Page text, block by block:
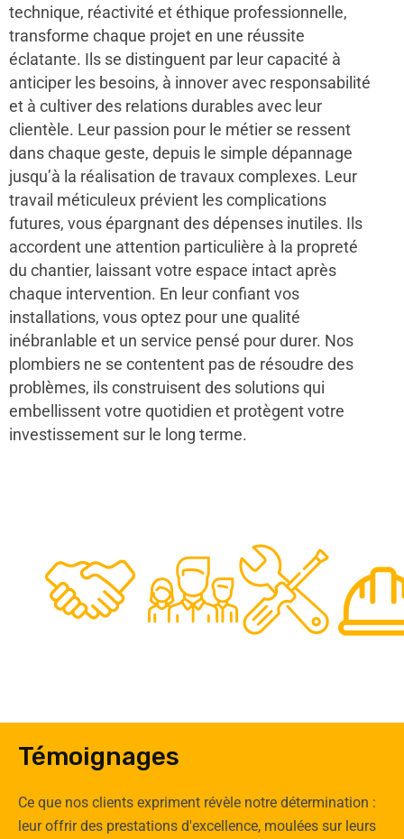
technique, réactivité et éthique professionnelle,
transforme chaque projet en une réussite
éclatante. Ils se distinguent par leur capacité à
anticiper les besoins, à innover avec responsabilité
et à cultiver des relations durables avec leur
clientèle. Leur passion pour le métier se ressent
dans chaque geste, depuis le simple dépannage
jusqu’à la réalisation de travaux complexes. Leur
travail méticuleux prévient les complications
futures, vous épargnant des dépenses inutiles. Ils
accordent une attention particulière à la propreté
du chantier, laissant votre espace intact après
chaque intervention. En leur confiant vos
installations, vous optez pour une qualité
inébranlable et un service pensé pour durer. Nos
plombiers ne se contentent pas de résoudre des
problèmes, ils construisent des solutions qui
embellissent votre quotidien et protègent votre
investissement sur le long terme.
48
0
50
Experts
Témoignages
Ce que nos clients expriment révèle notre détermination :
leur offrir des prestations d'excellence, moulées sur leurs